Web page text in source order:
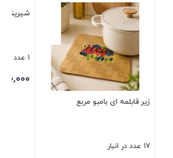
گلدوود نظم دهنده یخچال تبسم 3
21 عدد در انبار
110,000 تومان